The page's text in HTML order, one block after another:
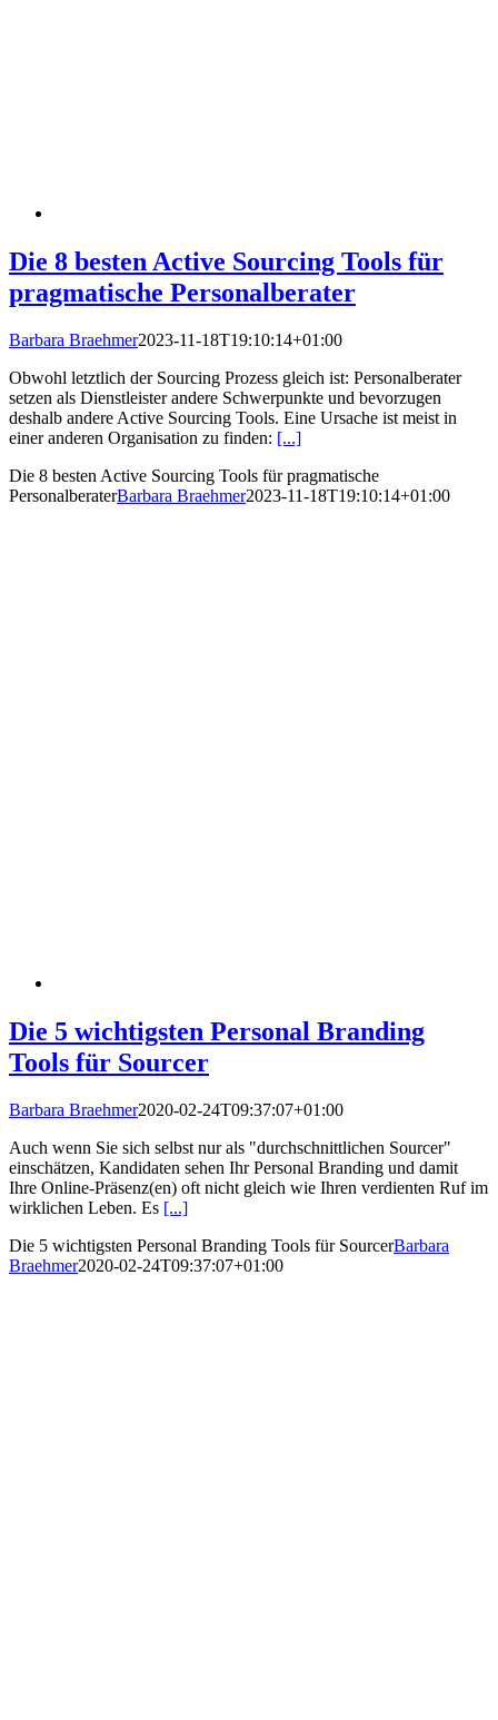
Die 8 besten Active Sourcing Tools für
pragmatische Personalberater
Barbara Braehmer2023-11-18T19:10:14+01:00
Obwohl letztlich der Sourcing Prozess gleich ist: Personalberater
setzen als Dienstleister andere Schwerpunkte und bevorzugen
deshalb andere Active Sourcing Tools. Eine Ursache ist meist in
einer anderen Organisation zu finden: [...]
Die 8 besten Active Sourcing Tools für pragmatische
PersonalberaterBarbara Braehmer2023-11-18T19:10:14+01:00
Die 5 wichtigsten Personal Branding
Tools für Sourcer
Barbara Braehmer2020-02-24T09:37:07+01:00
Auch wenn Sie sich selbst nur als "durchschnittlichen Sourcer"
einschätzen, Kandidaten sehen Ihr Personal Branding und damit
Ihre Online-Präsenz(en) oft nicht gleich wie Ihren verdienten Ruf im
wirklichen Leben. Es [...]
Die 5 wichtigsten Personal Branding Tools für SourcerBarbara
Braehmer2020-02-24T09:37:07+01:00